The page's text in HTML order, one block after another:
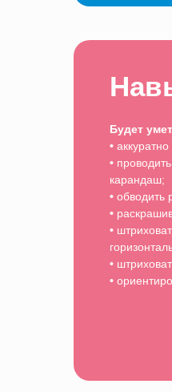
Будет
•
•
карандаш;
• обводить
•
•
•
•